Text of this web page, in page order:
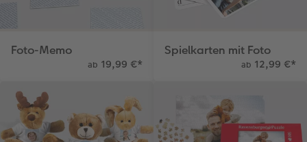
Foto-Kochbuch
Neuheiten
CEWE myPhotos
Neuheiten
Neuheiten
Neuheiten
CEWE myPhotos
CEWE myPhotos
Neuheiten
CEWE myPhotos
Neuheiten
CEWE myPhotos
Neuheiten
Foto-Memo
ab 19,99 €*
Spielkarten mit Foto
ab 12,99 €*